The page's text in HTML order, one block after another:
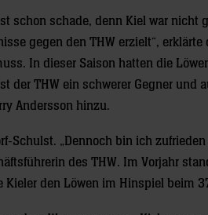
schon schade, denn Kiel war nicht
gegen den THW erzielt“, erklärte
In dieser Saison hatten die
THW ein schwerer Gegner und
Andersson hinzu.
Schulst. „Dennoch bin ich
des THW. Im Vorjahr
den Löwen im Hinspiel beim